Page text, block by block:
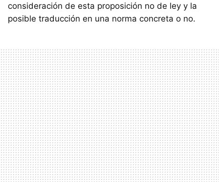
consideración de esta proposición no de ley y la
posible traducción en una norma concreta o no.